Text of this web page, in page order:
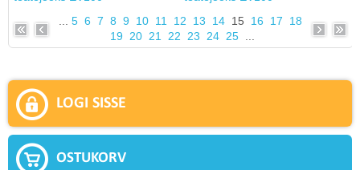
...5 6 7 8 9 10 11 12 13 14 15 16 17
18
19
20 21 22 23 24 25...
LOGI SISSE
OSTUKORV